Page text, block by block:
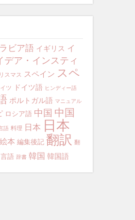
ビア語 イギリス イ
デア・インスティ
スマス スペイン スペ
イツ ドイツ語 ヒンディー語
ポルトガル語 マニュアル
ロシア語 中国 中国
語 料理 日本 日本
絵本 編集後記 翻訳 翻
言語 辞書 韓国 韓国語